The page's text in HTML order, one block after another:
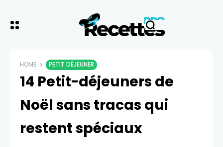
HOME PETIT DÉJEUNER
14 Petit-déjeuners de
Noël sans tracas qui
restent spéciaux